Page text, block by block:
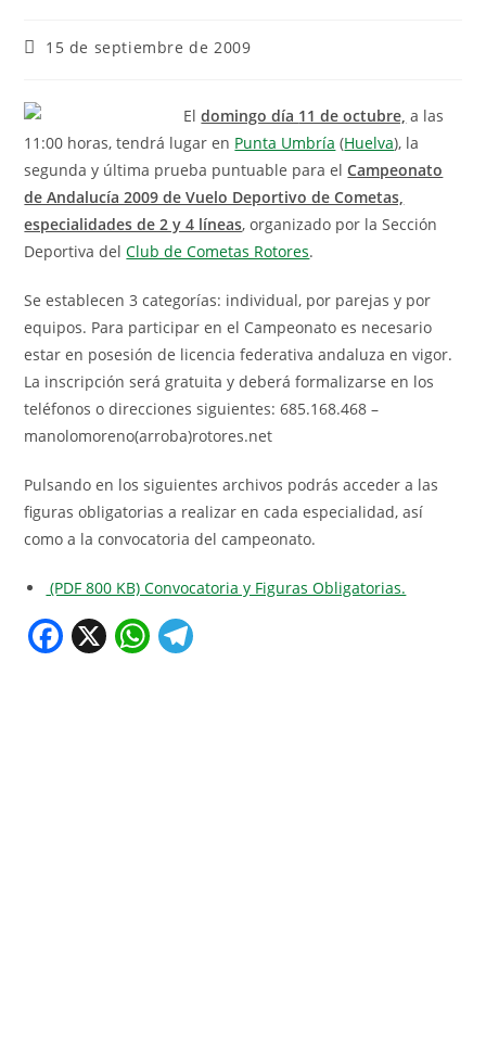
15 de septiembre de 2009
Eldomingo día 11 de octubre, a las
11:00 horas, tendrá lugar en Punta Umbría (Huelva), la
segunda y última prueba puntuable para elCampeonato
de Andalucía 2009 de Vuelo Deportivo de Cometas,
especialidades de 2 y 4 líneas, organizado por la Sección
Deportiva delClub de Cometas Rotores.
Se establecen 3 categorías: individual, por parejas y por
equipos. Para participar en el Campeonato es necesario
estar en posesión de licencia federativa andaluza en vigor.
La inscripción será gratuita y deberá formalizarse en los
teléfonos o direcciones siguientes: 685.168.468 –
manolomoreno(arroba)rotores.net
Pulsando en los siguientes archivos podrás acceder a las
figuras obligatorias a realizar en cada especialidad, así
como a la convocatoria del campeonato.
(PDF 800 KB) Convocatoria y Figuras Obligatorias.
F X W